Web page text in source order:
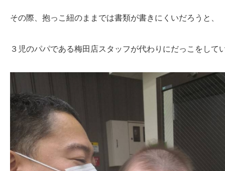
その際、抱っこ紐のままでは書類が書きにくいだろうと、
３児のパパである梅田店スタッフが代わりにだっこをして